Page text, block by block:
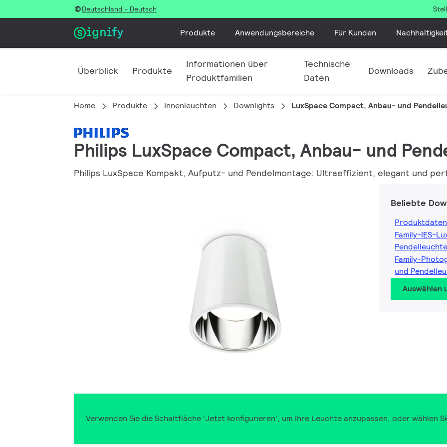
Deutschland - Deutsch
Produkte Anwendungsbereiche Für Kunden
Überblick Produkte
Informationen über
Produktfamilien
Technische
Daten
Downloads
Home Produkte Innenleuchten Downlights LuxSpace Compact, Anbau- und
Philips LuxSpace Compact, Anbau- und
Philips LuxSpace Kompakt, Aufputz- und Pendelmontage: Ultraeffizient, elegant und
Beliebte
Family-IES-
Family-
und
Auswählen
Verwenden Sie die Schaltfläche 'Jetzt konfigurieren', um Ihre Leuchte anzupassen, oder wählen